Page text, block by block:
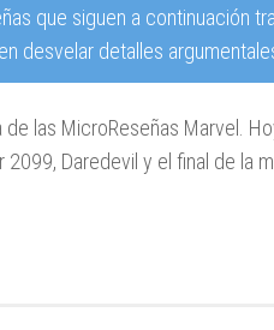
que siguen a continuación
desvelar detalles
las MicroReseñas Marvel.
2099, Daredevil y el final de la